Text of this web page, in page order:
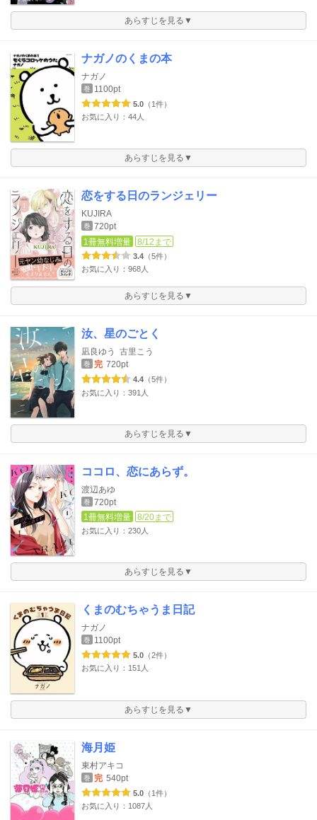
あらすじを見る▼
ナガノのくまの本
ナガノ
巻 1100pt
5.0 （1件）
お気に入り：44人
あらすじを見る▼
恋をする日のランジェリー
KUJIRA
巻 720pt
1冊無料増量
8/12まで
3.4 （5件）
お気に入り：968人
あらすじを見る▼
汝、星のごとく
凪良ゆう 古里こう
巻 完 720pt
4.4 （5件）
お気に入り：391人
あらすじを見る▼
ココロ、恋にあらず。
渡辺あゆ
巻 720pt
1冊無料増量
8/20まで
お気に入り：230人
あらすじを見る▼
くまのむちゃうま日記
ナガノ
巻 1100pt
5.0 （2件）
お気に入り：151人
あらすじを見る▼
海月姫
東村アキコ
巻 完 540pt
5.0 （1件）
お気に入り：1087人